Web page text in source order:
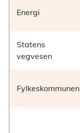
Energi
Statens
vegvesen
Fylkeskommunen